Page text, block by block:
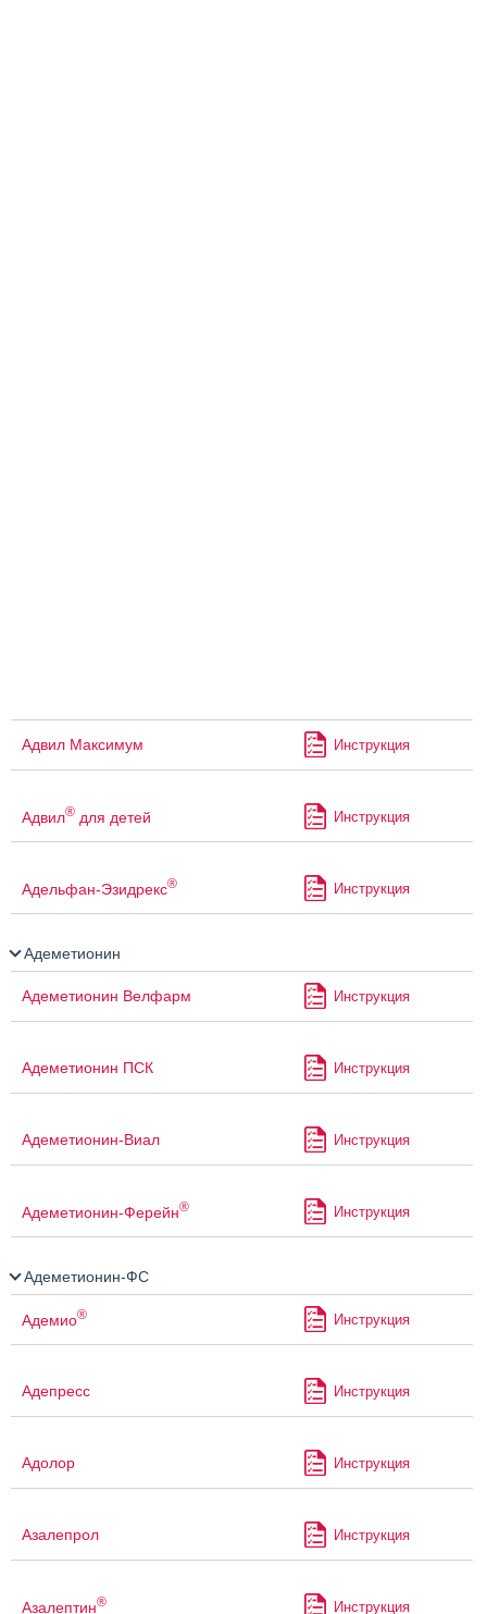
Адвил Максимум Инструкция
Адвил® для детей Инструкция
Адельфан-Эзидрекс® Инструкция
Адеметионин
Адеметионин Велфарм Инструкция
Адеметионин ПСК Инструкция
Адеметионин-Виал Инструкция
Адеметионин-Ферейн® Инструкция
Адеметионин-ФС
Адемио® Инструкция
Адепресс Инструкция
Адолор Инструкция
Азалепрол Инструкция
Азалептин® Инструкция